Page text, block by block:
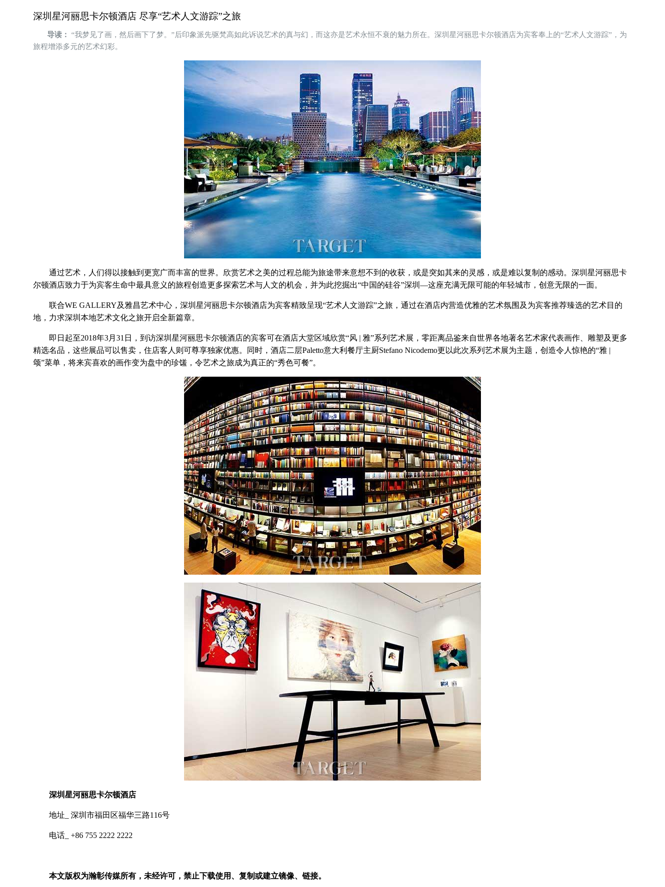
深圳星河丽思卡尔顿酒店 尽享“艺术人文游踪”之旅
导读：
“我梦见了画，然后画下了梦。”后印象派先驱梵高如此诉说艺术的真与幻，而这亦是艺术永恒不衰的魅力所在。深圳星河丽思卡尔顿酒店为宾客奉上的“艺术人文游踪”，为
旅程增添多元的艺术幻彩。
通过艺术，人们得以接触到更宽广而丰富的世界。欣赏艺术之美的过程总能为旅途带来意想不到的收获，或是突如其来的灵感，或是难以复制的感动。深圳星河丽思卡
尔顿酒店致力于为宾客生命中最具意义的旅程创造更多探索艺术与人文的机会，并为此挖掘出“中国的硅谷”深圳—这座充满无限可能的年轻城市，创意无限的一面。
联合WE GALLERY及雅昌艺术中心，深圳星河丽思卡尔顿酒店为宾客精致呈现“艺术人文游踪”之旅，通过在酒店内营造优雅的艺术氛围及为宾客推荐臻选的艺术目的
地，力求深圳本地艺术文化之旅开启全新篇章。
即日起至2018年3月31日，到访深圳星河丽思卡尔顿酒店的宾客可在酒店大堂区域欣赏“风 | 雅”系列艺术展，零距离品鉴来自世界各地著名艺术家代表画作、雕塑及更多
精选名品，这些展品可以售卖，住店客人则可尊享独家优惠。同时，酒店二层Paletto意大利餐厅主厨Stefano Nicodemo更以此次系列艺术展为主题，创造令人惊艳的“雅 |
颂”菜单，将来宾喜欢的画作变为盘中的珍馐，令艺术之旅成为真正的“秀色可餐”。
深圳星河丽思卡尔顿酒店
地址_ 深圳市福田区福华三路116号
电话_ +86 755 2222 2222
本文版权为瀚彰传媒所有，未经许可，禁止下载使用、复制或建立镜像、链接。